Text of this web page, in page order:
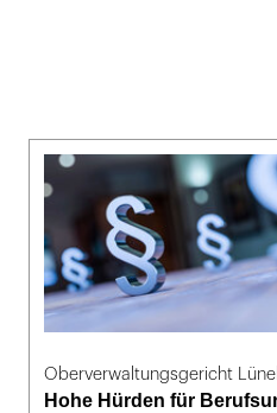
Oberverwaltungsgericht
Hohe Hürden für